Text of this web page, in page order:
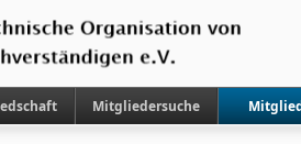
Mitgliedersuche